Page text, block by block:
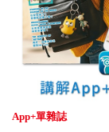
App+單雜誌